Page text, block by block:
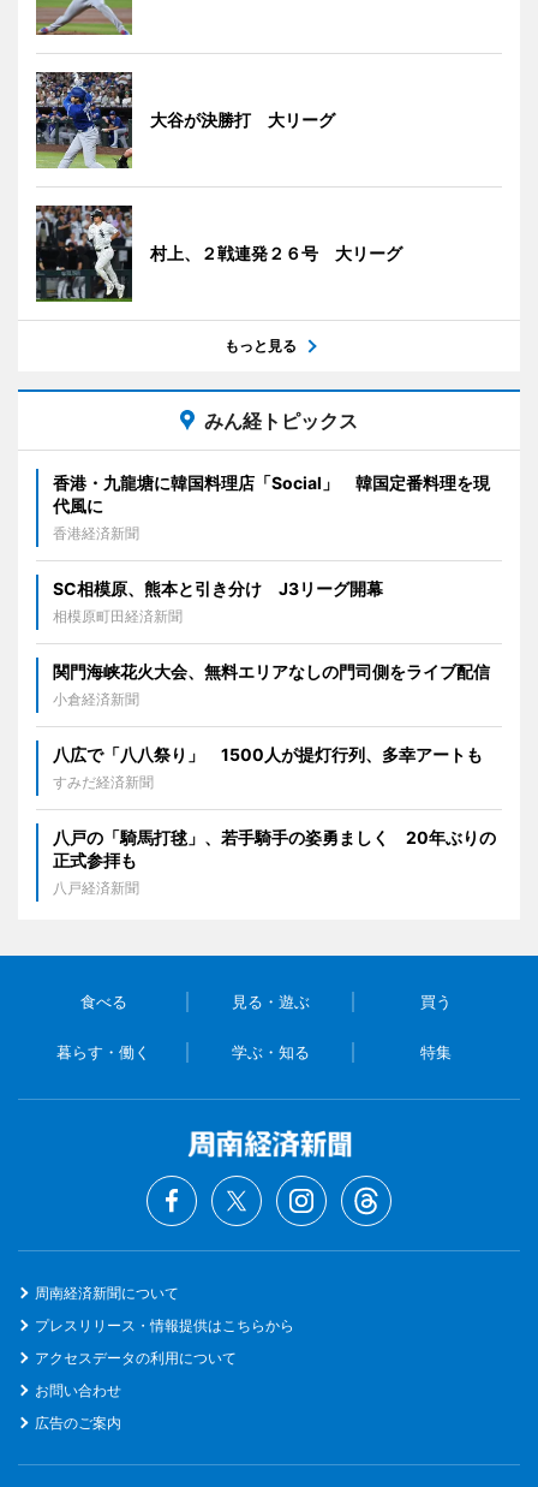
大谷が決勝打 大リーグ
村上、２戦連発２６号 大リーグ
もっと見る
みん経トピックス
香港・九龍塘に韓国料理店「Social」 韓国定番料理を現
代風に
香港経済新聞
SC相模原、熊本と引き分け J3リーグ開幕
相模原町田経済新聞
関門海峡花火大会、無料エリアなしの門司側をライブ配信
小倉経済新聞
八広で「八八祭り」 1500人が提灯行列、多幸アートも
すみだ経済新聞
八戸の「騎馬打毬」、若手騎手の姿勇ましく 20年ぶりの
正式参拝も
八戸経済新聞
食べる 見る・遊ぶ 買う
暮らす・働く 学ぶ・知る 特集
周南経済新聞について
プレスリリース・情報提供はこちらから
アクセスデータの利用について
お問い合わせ
広告のご案内